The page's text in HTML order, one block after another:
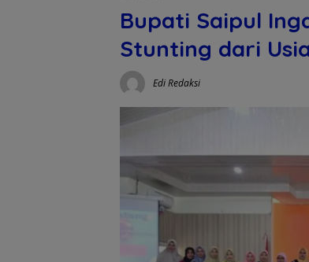
Bupati Saipul
Stunting dari
Edi Redaksi